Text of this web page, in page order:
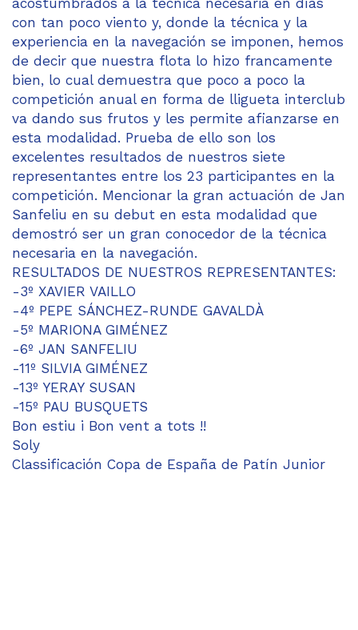
acostumbrados a la técnica necesaria en días
con tan poco viento y, donde la técnica y la
experiencia en la navegación se imponen, hemos
de decir que nuestra flota lo hizo francamente
bien, lo cual demuestra que poco a poco la
competición anual en forma de lligueta interclub
va dando sus frutos y les permite afianzarse en
esta modalidad. Prueba de ello son los
excelentes resultados de nuestros siete
representantes entre los 23 participantes en la
competición. Mencionar la gran actuación de Jan
Sanfeliu en su debut en esta modalidad que
demostró ser un gran conocedor de la técnica
necesaria en la navegación.
RESULTADOS DE NUESTROS REPRESENTANTES:
-3º XAVIER VAILLO
-4º PEPE SÁNCHEZ-RUNDE GAVALDÀ
-5º MARIONA GIMÉNEZ
-6º JAN SANFELIU
-11º SILVIA GIMÉNEZ
-13º YERAY SUSAN
-15º PAU BUSQUETS
Bon estiu i Bon vent a tots !!
Soly
Classificación Copa de España de Patín Junior